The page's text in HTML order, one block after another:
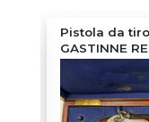
Pistola da
GASTINNE
cassetta